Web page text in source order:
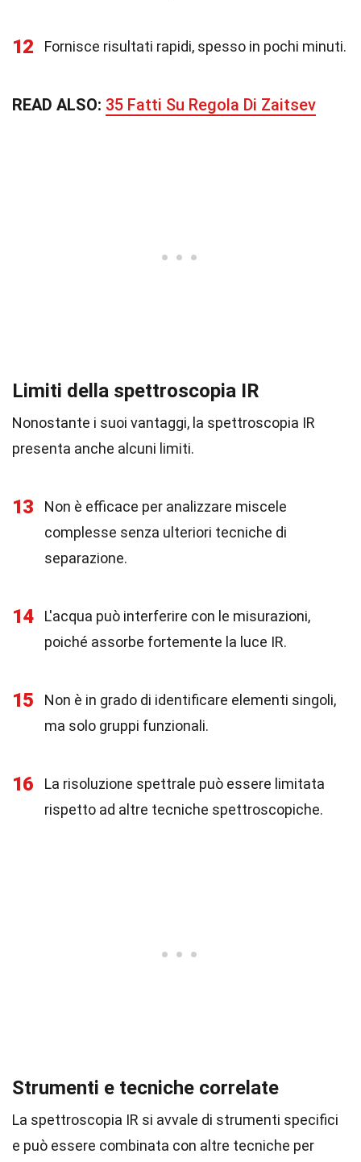
12 Fornisce risultati rapidi, spesso in pochi minuti.
READ ALSO: 35 Fatti Su Regola Di Zaitsev
Limiti della spettroscopia IR
Nonostante i suoi vantaggi, la spettroscopia IR
presenta anche alcuni limiti.
13
Non è efficace per analizzare miscele
complesse senza ulteriori tecniche di
separazione.
14
L'acqua può interferire con le misurazioni,
poiché assorbe fortemente la luce IR.
15
Non è in grado di identificare elementi singoli,
ma solo gruppi funzionali.
16
La risoluzione spettrale può essere limitata
rispetto ad altre tecniche spettroscopiche.
Strumenti e tecniche correlate
La spettroscopia IR si avvale di strumenti specifici
e può essere combinata con altre tecniche per